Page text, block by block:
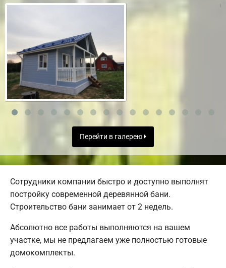
Перейти в галерею
Сотрудники компании быстро и доступно выполнят
постройку современной деревянной бани.
Строительство бани занимает от 2 недель.
Абсолютно все работы выполняются на вашем
участке, мы не предлагаем уже полностью готовые
домокомплекты.